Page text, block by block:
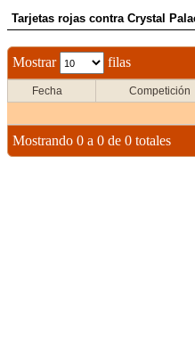
Tarjetas rojas contra Crystal
Mostrar filas
Fecha Competición
Mostrando 0 a 0 de 0 totales